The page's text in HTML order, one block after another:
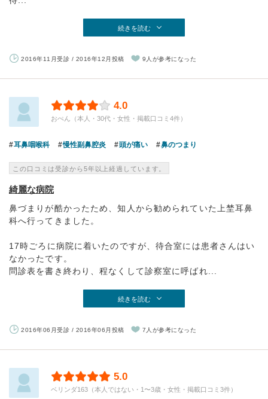
続きを読む
2016年11月受診 / 2016年12月投稿 9人が参考になった
4.0
おぺん（本人・30代・女性・掲載口コミ4件）
耳鼻咽喉科 慢性副鼻腔炎 頭が痛い 鼻のつまり
この口コミは受診から5年以上経過しています。
綺麗な病院
鼻づまりが酷かったため、知人から勧められていた上埜耳鼻
科へ行ってきました。
17時ごろに病院に着いたのですが、待合室には患者さんはい
なかったです。
問診表を書き終わり、程なくして診察室に呼ばれ...
続きを読む
2016年06月受診 / 2016年06月投稿 7人が参考になった
5.0
ベリンダ163（本人ではない・1〜3歳・女性・掲載口コミ3件）